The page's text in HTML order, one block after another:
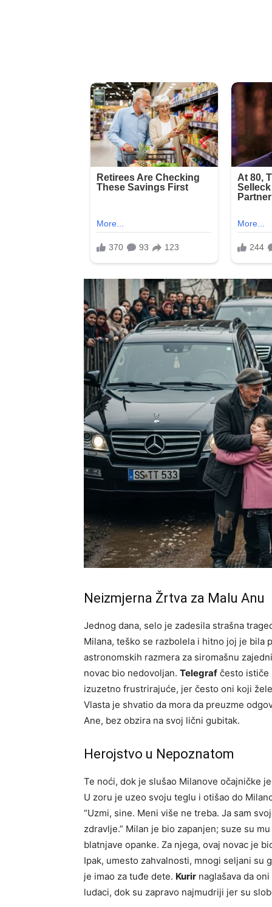
Neizmjerna Žrtva za Malu Anu
Jednog dana, selo je zadesila strašna
Milana, teško se razbolela i hitno joj je bila
astronomskih razmera za siromašnu
novac bio nedovoljan. Telegraf često ističe
izuzetno frustrirajuće, jer često oni koji
Vlasta je shvatio da mora da preuzme
Ane, bez obzira na svoj lični gubitak.
Herojstvo u Nepoznatom
Te noći, dok je slušao Milanove očajničke
U zoru je uzeo svoju teglu i otišao do
“Uzmi, sine. Meni više ne treba. Ja sam
zdravlje.” Milan je bio zapanjen; suze su
blatnjave opanke. Za njega, ovaj novac je
Ipak, umesto zahvalnosti, mnogi seljani su
je imao za tuđe dete. Kurir naglašava da
ludaci, dok su zapravo najmudriji jer su